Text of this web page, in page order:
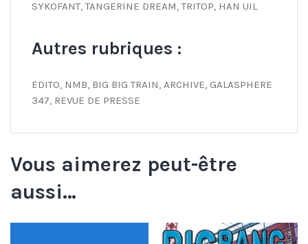
SYKOFANT, TANGERINE DREAM, TRITOP, HAN UIL
Autres rubriques :
EDITO, NMB, BIG BIG TRAIN, ARCHIVE, GALASPHERE
347, REVUE DE PRESSE
Vous aimerez peut-être
aussi…